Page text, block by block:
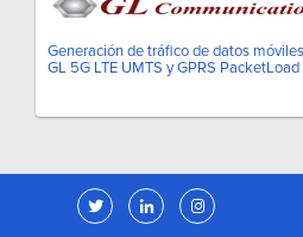
Generación de tráfico de datos
GL 5G LTE UMTS y GPRS PacketLoad